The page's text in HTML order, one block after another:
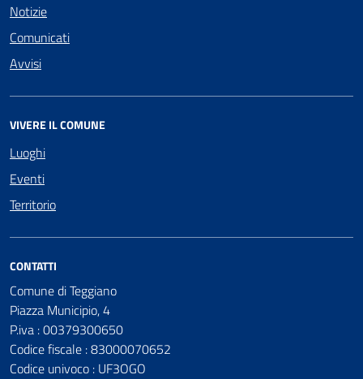
Notizie
Comunicati
Avvisi
VIVERE IL COMUNE
Luoghi
Eventi
Territorio
CONTATTI
Comune di Teggiano
Piazza Municipio, 4
P.iva : 00379300650
Codice fiscale : 83000070652
Codice univoco : UF3OGO